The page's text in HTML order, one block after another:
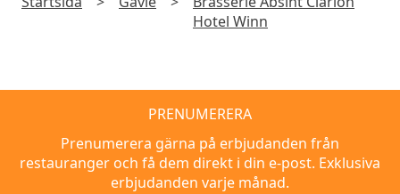
Hotel Winn
PRENUMERERA
Prenumerera gärna på erbjudanden från
restauranger och få dem direkt i din e-post. Exklusiva
erbjudanden varje månad.